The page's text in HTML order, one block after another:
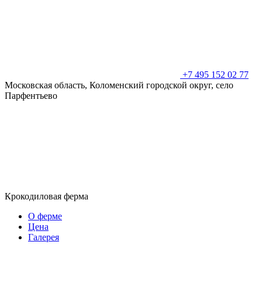
+7 495 152 02 77
Московская область, Коломенский городской округ, село
Парфентьево
Крокодиловая ферма
О ферме
Цена
Галерея